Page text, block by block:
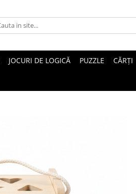
JOCURI DE LOGICĂ PUZZLE CĂRȚI